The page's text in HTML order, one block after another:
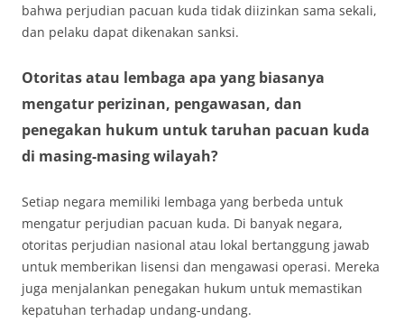
bahwa perjudian pacuan kuda tidak diizinkan sama sekali,
dan pelaku dapat dikenakan sanksi.
Otoritas atau lembaga apa yang biasanya
mengatur perizinan, pengawasan, dan
penegakan hukum untuk taruhan pacuan kuda
di masing-masing wilayah?
Setiap negara memiliki lembaga yang berbeda untuk
mengatur perjudian pacuan kuda. Di banyak negara,
otoritas perjudian nasional atau lokal bertanggung jawab
untuk memberikan lisensi dan mengawasi operasi. Mereka
juga menjalankan penegakan hukum untuk memastikan
kepatuhan terhadap undang-undang.